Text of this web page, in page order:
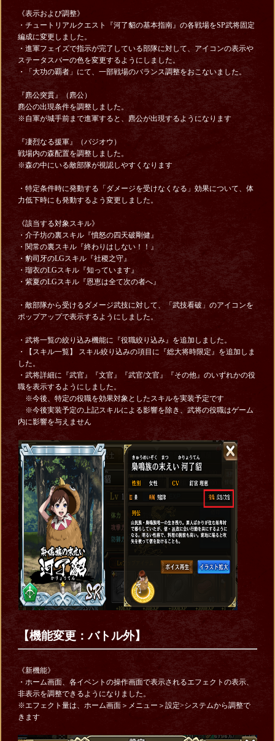
《表示および調整》
・チュートリアルクエスト『河了貂の基本指南』の各戦場をSP武将固定
編成に変更しました。
・進軍フェイズで指示が完了している部隊に対して、アイコンの表示や
ステータスバーの色を変更するようにしました。
・「大功の覇者」にて、一部戦場のバランス調整をおこないました。
『麃公突貫』（麃公）
麃公の出現条件を調整しました。
※自軍が城手前まで進軍すると、麃公が出現するようになります
『凄烈なる援軍』（バジオウ）
戦場内の森配置を調整しました。
※森の中にいる敵部隊が視認しやすくなります
・特定条件時に発動する「ダメージを受けなくなる」効果について、体
力低下時にも発動するよう変更しました。
《該当する対象スキル》
・介子坊の裏スキル『憤怒の四天破剛健』
・関常の裏スキル『終わりはしない！！』
・豹司牙のLGスキル『社稷之守』
・瑠衣のLGスキル『知っています』
・紫夏のLGスキル『恩恵は全て次の者へ』
・敵部隊から受けるダメージ武技に対して、「武技看破」のアイコンを
ポップアップで表示するようにしました。
・武将一覧の絞り込み機能に『役職絞り込み』を追加しました。
・【スキル一覧】 スキル絞り込みの項目に『総大将時限定』を追加しま
した。
・武将詳細に『武官』『文官』『武官/文官』『その他』のいずれかの役
職を表示するようにしました。
※今後、特定の役職を効果対象としたスキルを実装予定です
※今後実装予定の上記スキルによる影響を除き、武将の役職はゲーム
内に影響を与えません
【機能変更：バトル外】
《新機能》
・ホーム画面、各イベントの操作画面で表示されるエフェクトの表示、
非表示を調整できるようになりました。
※エフェクト量は、ホーム画面＞メニュー＞設定>システムから調整で
きます